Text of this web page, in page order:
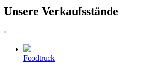
Unsere Verkaufsstände
‹
Foodtruck